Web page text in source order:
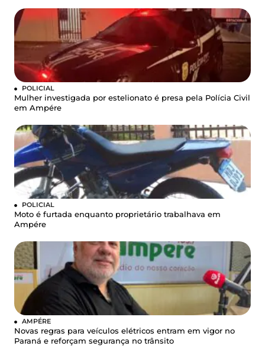
POLICIAL
Mulher investigada por estelionato é presa pela Polícia Civil
em Ampére
POLICIAL
Moto é furtada enquanto proprietário trabalhava em
Ampére
AMPÉRE
Novas regras para veículos elétricos entram em vigor no
Paraná e reforçam segurança no trânsito